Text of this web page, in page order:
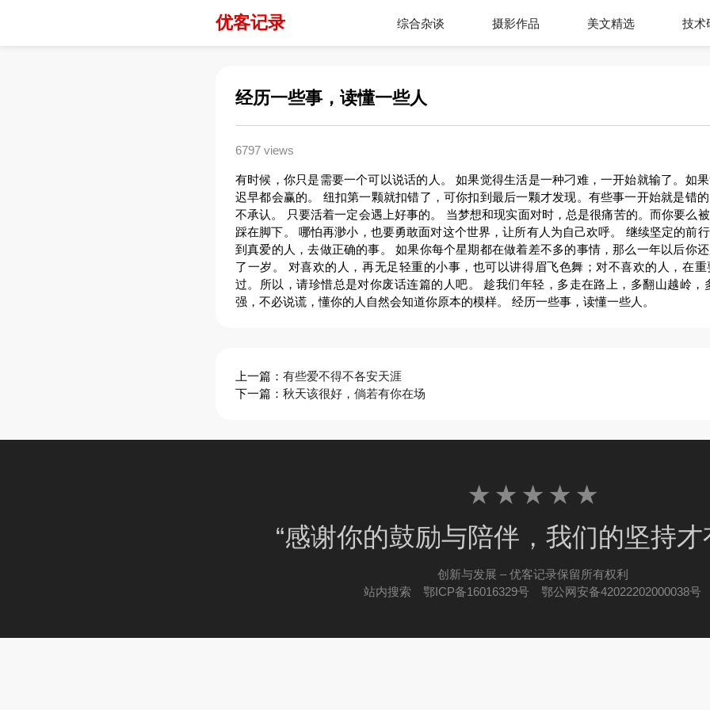
优客记录 综合杂谈 摄影作品 美文精选 技术
经历一些事，读懂一些人
6797 views
有时候，你只是需要一个可以说话的人。 如果觉得生活是一种刁难，一开始就输了。如
迟早都会赢的。 纽扣第一颗就扣错了，可你扣到最后一颗才发现。有些事一开始就是错
不承认。 只要活着一定会遇上好事的。 当梦想和现实面对时，总是很痛苦的。而你要么
踩在脚下。 哪怕再渺小，也要勇敢面对这个世界，让所有人为自己欢呼。 继续坚定的前
到真爱的人，去做正确的事。 如果你每个星期都在做着差不多的事情，那么一年以后你
了一岁。 对喜欢的人，再无足轻重的小事，也可以讲得眉飞色舞；对不喜欢的人，在
过。所以，请珍惜总是对你废话连篇的人吧。 趁我们年轻，多走在路上，多翻山越岭，
强，不必说谎，懂你的人自然会知道你原本的模样。 经历一些事，读懂一些人。
上一篇： 有些爱不得不各安天涯
下一篇： 秋天该很好，倘若有你在场
★ ★ ★ ★ ★
“感谢你的鼓励与陪伴，我们的坚持才
创新与发展 – 优客记录保留所有权利
站内搜索
鄂ICP备16016329号 鄂公网安备42022202000038号